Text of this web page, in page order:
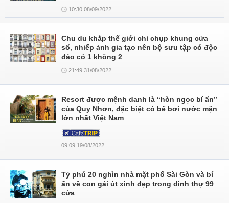
10:30 08/09/2022
Chu du khắp thế giới chỉ chụp khung cửa
sổ, nhiếp ảnh gia tạo nên bộ sưu tập có độc
đáo có 1 không 2
21:49 31/08/2022
Resort được mệnh danh là “hòn ngọc bí ẩn”
của Quy Nhơn, đặc biệt có bể bơi nước mặn
lớn nhất Việt Nam
09:09 19/08/2022
Tỷ phú 20 nghìn nhà mặt phố Sài Gòn và bí
ẩn về con gái út xinh đẹp trong dinh thự 99
cửa